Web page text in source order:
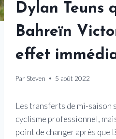
Dylan Teuns
Bahreïn
effet
Par Steven 5 août 2022
Les transferts de mi-saison
cyclisme professionnel,
point de changer après